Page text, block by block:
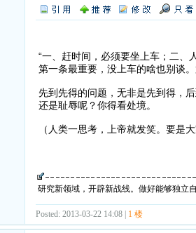
“一、赶时间，必须要坐上车；二、
第一条最重要，没上车的啥也别谈
先到先得的问题，无非是先到得，
还是耻辱呢？你得看处境。
（人类一思考，上帝就发笑。要是
研究新领域，开辟新战线。做好能够独立
Posted: 2013-03-22 14:08 | 1 楼